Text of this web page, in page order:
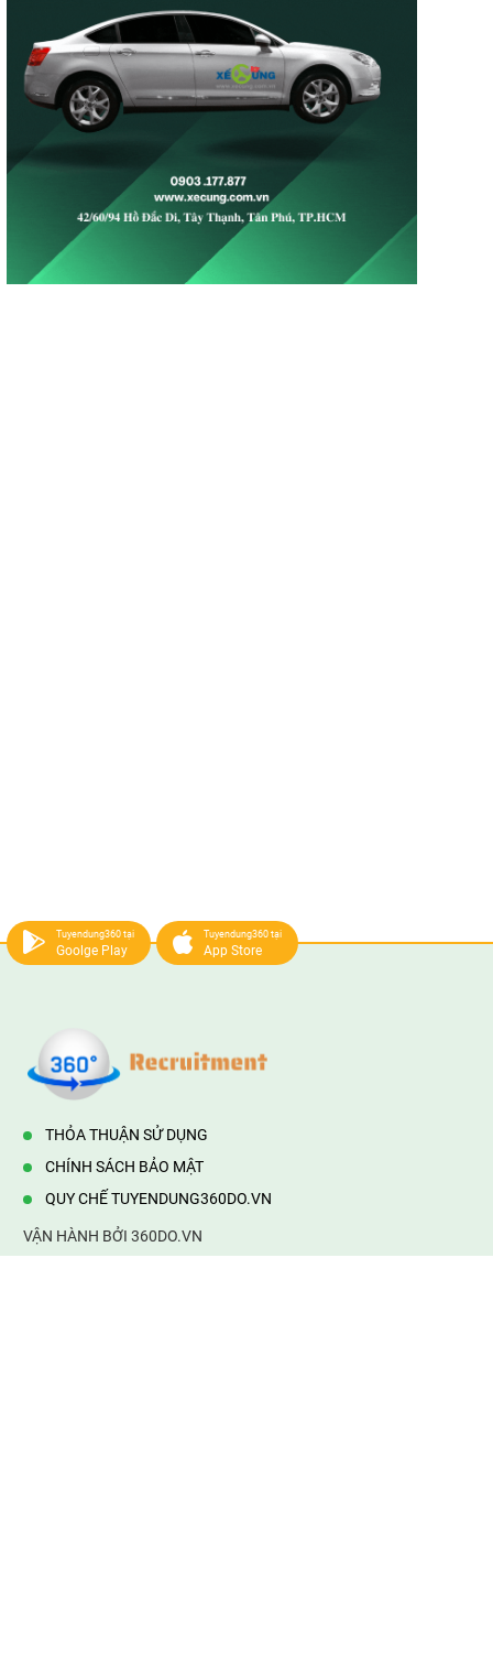
Tuyendung360 tại
Goolge Play
Tuyendung360 tại
App Store
THỎA THUẬN SỬ DỤNG
CHÍNH SÁCH BẢO MẬT
QUY CHẾ TUYENDUNG360DO.VN
VẬN HÀNH BỞI 360DO.VN